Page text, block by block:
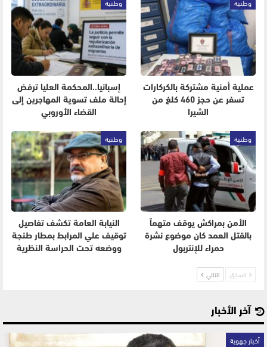
عملية أمنية مشتركة بالكركارات
تسفر عن حجز 460 كلغ من
الشيرا
إسبانيا..المحكمة العليا ترفض
إحالة ملف تسوية المهاجرين إلى
القضاء الأوروبي
وطنية
الأمن بمراكش يوقف متهماً
بالقتل العمد كان موضوع نشرة
حمراء للإنتربول
وطنية
النيابة العامة تكشف تفاصيل
توقيف علي المرابط بمطار طنجة
ووضعه تحت الحراسة النظرية
السابق التالي
آخر الأخبار
أخبار جهوية